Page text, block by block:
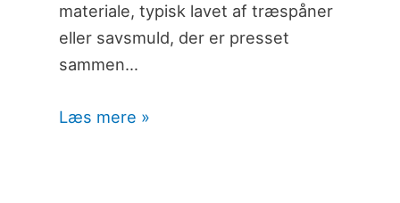
materiale, typisk lavet af træspåner
eller savsmuld, der er presset
sammen…
Læs mere »